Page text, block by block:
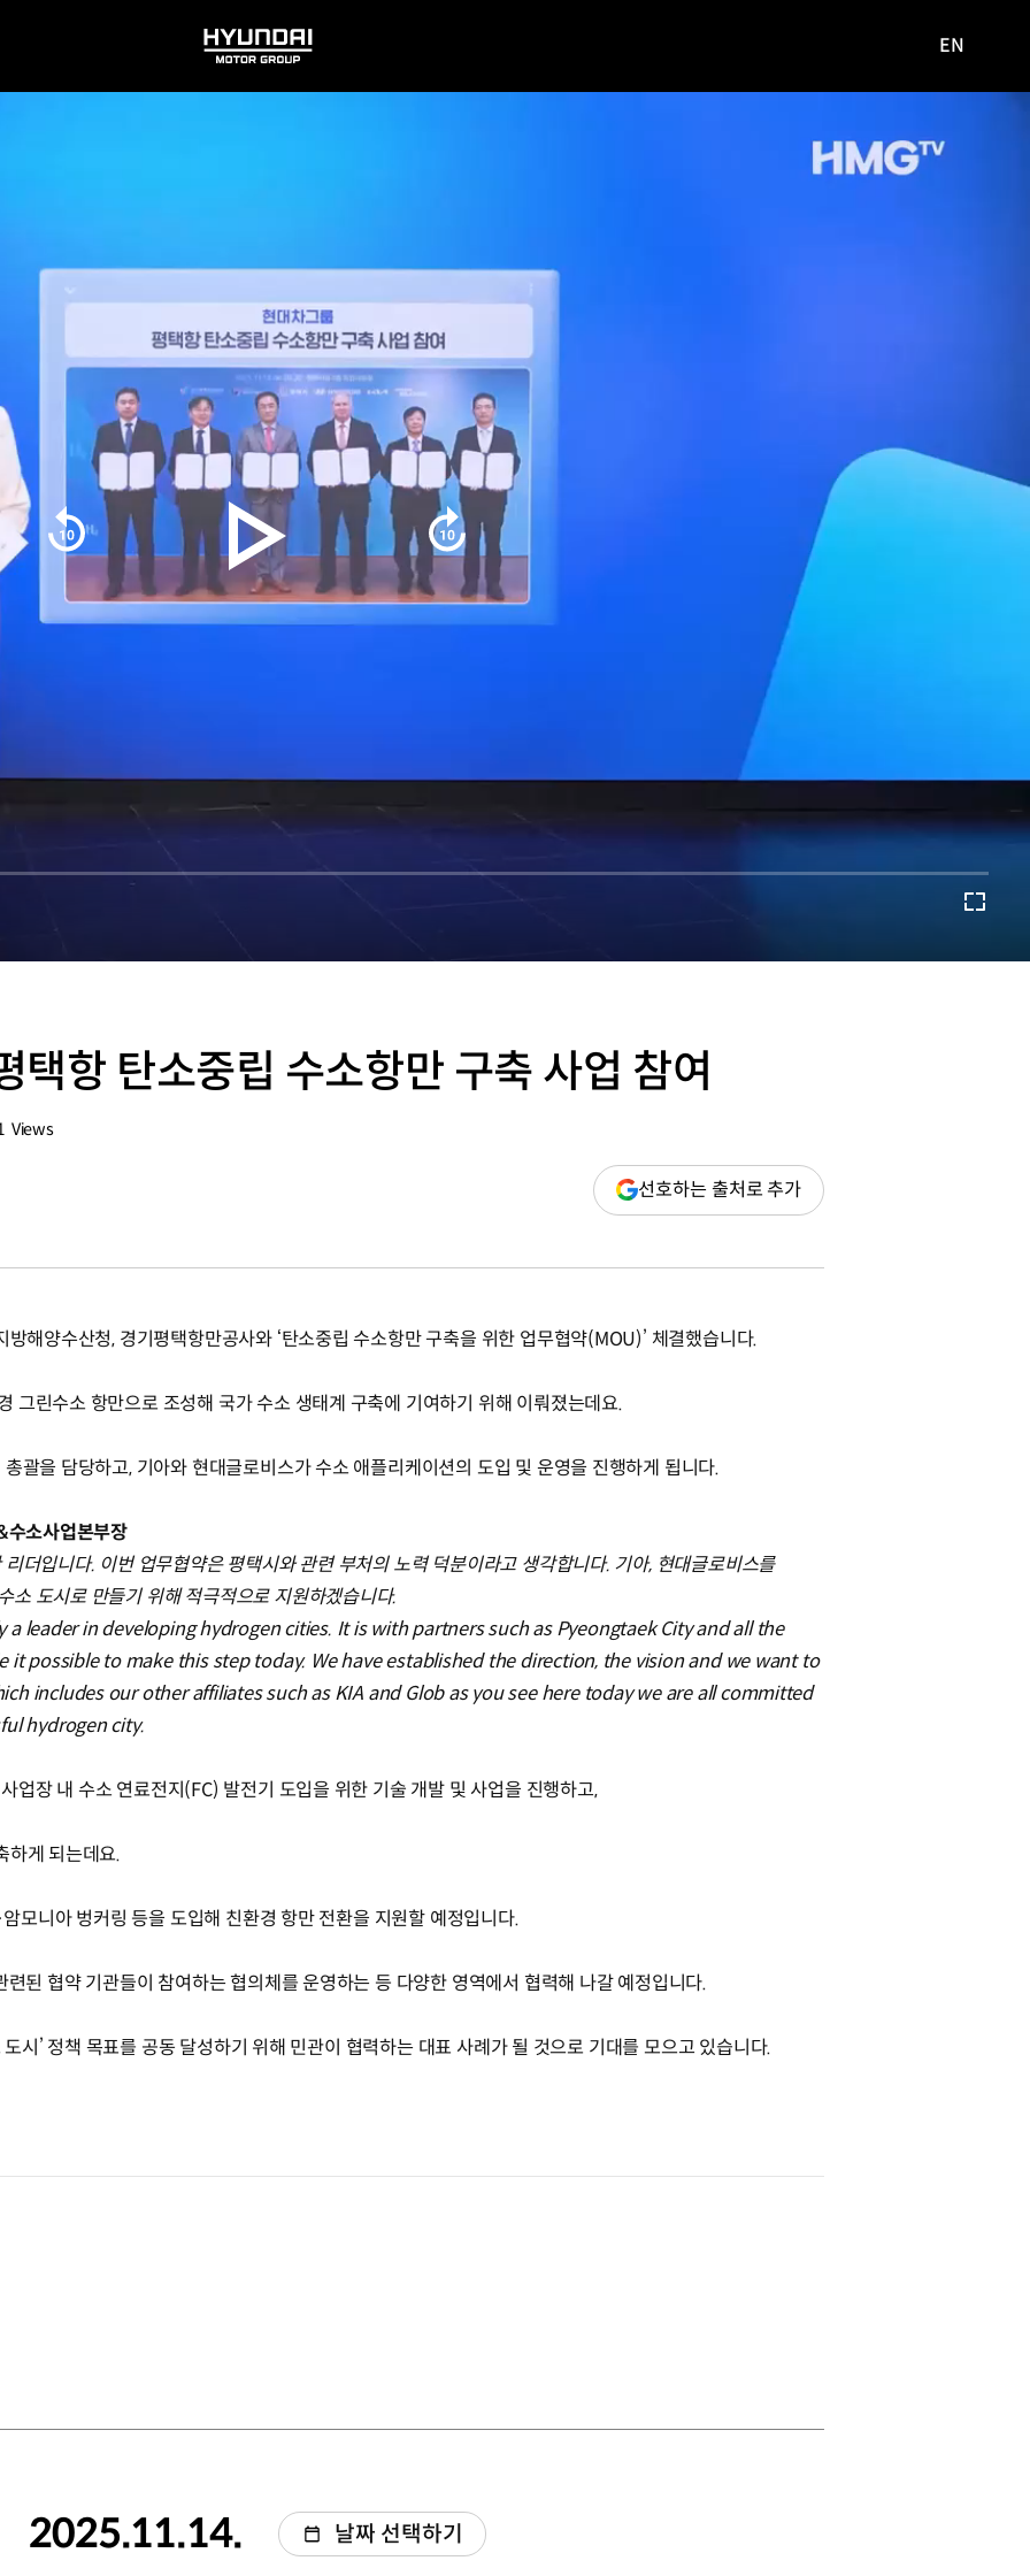
HYUNDAI
MOTOR
사이트로
EN
택항 탄소중립 수소항만 구축 사업 참여
Views
선호하는 출처로 추가(새
창
해양수산청, 경기평택항만공사와 ‘탄소중립 수소항만 구축을 위한 업무협약(MOU)’ 체결했습니다.
그린수소 항만으로 조성해 국가 수소 생태계 구축에 기여하기 위해 이뤄졌는데요.
괄을 담당하고, 기아와 현대글로비스가 수소 애플리케이션의 도입 및 운영을 진행하게 됩니다.
수소사업본부장
더입니다. 이번 업무협약은 평택시와 관련 부처의 노력 덕분이라고 생각합니다. 기아, 현대글로비스를
소 도시로 만들기 위해 적극적으로 지원하겠습니다.
a leader in developing hydrogen cities. It is with partners such as Pyeongtaek City and all the
it possible to make this step today. We have established the direction, the vision and we want to
includes our other affiliates such as KIA and Glob as you see here today we are all committed
hydrogen city.
업장 내 수소 연료전지(FC) 발전기 도입을 위한 기술 개발 및 사업을 진행하고,
하게 되는데요.
모니아 벙커링 등을 도입해 친환경 항만 전환을 지원할 예정입니다.
된 협약 기관들이 참여하는 협의체를 운영하는 등 다양한 영역에서 협력해 나갈 예정입니다.
도시’ 정책 목표를 공동 달성하기 위해 민관이 협력하는 대표 사례가 될 것으로 기대를 모으고 있습니다.
2025.11.14. 날짜 선택하기